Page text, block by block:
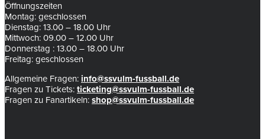
Öffnungszeiten
Montag: geschlossen
Dienstag: 13.00 – 18.00 Uhr
Mittwoch: 09.00 – 12.00 Uhr
Donnerstag : 13.00 – 18.00 Uhr
Freitag: geschlossen
Allgemeine Fragen: info@ssvulm-fussball.de
Fragen zu Tickets: ticketing@ssvulm-fussball.de
Fragen zu Fanartikeln: shop@ssvulm-fussball.de